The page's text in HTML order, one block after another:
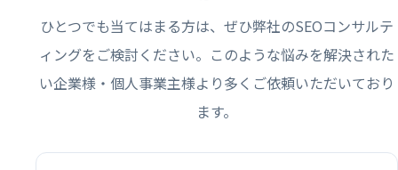
ひとつでも当てはまる方は、ぜひ弊社のSEOコンサルテ
ィングをご検討ください。このような悩みを解決された
い企業様・個人事業主様より多くご依頼いただいており
ます。